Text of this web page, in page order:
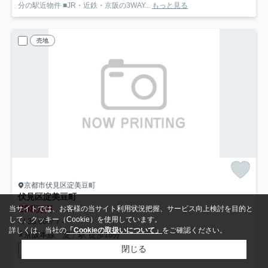
分の駅近物件 ■JR・近鉄・京阪の3WAY... もっと見る
売地
京都市伏見区淀美豆町
伏見区淀美豆町
298万円
- / 35.00㎡ / -
京阪本線「淀」駅 徒歩18分
当サイトでは、お客様の当サイト利用状況把握、サービス向上検討を目的と
して、クッキー（Cookie）を使用しています。
詳しくは、当社の「Cookieの取扱いについて」 をご確認ください。
閉じる